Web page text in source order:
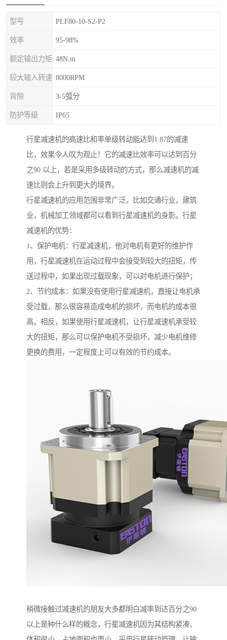
型号 PLF80-10-S2-P2
效率 95-98%
额定输出力矩 48N.m
较大输入转速 8000RPM
背隙 3-5弧分
防护等级 IP65
行星减速机的高速比和率单级转动能达到1:87的减速
比，效果令人叹为观止！它的减速比效率可以达到百分
之90 以上，若是采用多级转动的方式，那么减速机的减
速比则会上升到更大的境界。
行星减速机的应用范围非常广泛，比如交通行业，建筑
业，机械加工领域都可以看到行星减速机的身影。行星
减速机的优势：
1、保护电机：行星减速机，他对电机有更好的维护作
用，行星减速机在运动过程中会接受到较大的扭矩，传
送过程中，如果出现过载现象，可以对电机进行保护；
2、节约成本：如果没有使用行星减速机，直接让电机承
受过载，那么很容易造成电机的损坏，而电机的成本很
高。相反，如果使用行星减速机，让行星减速机承受较
大的扭矩，那么可以保护电机不受损坏，减少电机维修
更换的费用，一定程度上可以有效的节约成本。
稍微接触过减速机的朋友大多都明白减率到达百分之90
以上是种什么样的概念，行星减速机因为其结构紧凑、